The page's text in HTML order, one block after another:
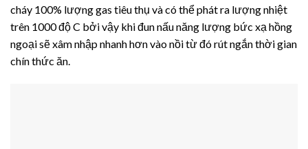
cháy 100% lượng gas tiêu thụ và có thể phát ra lượng nhiệt
trên 1000 độ C bởi vậy khi đun nấu năng lượng bức xạ hồng
ngoại sẽ xâm nhập nhanh hơn vào nồi từ đó rút ngắn thời gian
chín thức ăn.